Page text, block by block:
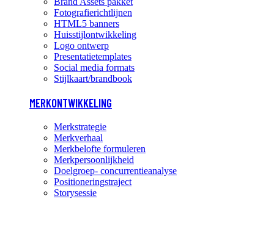
Fotografierichtlijnen
HTML5 banners
Huisstijlontwikkeling
Logo ontwerp
Presentatietemplates
Social media formats
Stijlkaart/brandbook
MERKONTWIKKELING
Merkstrategie
Merkverhaal
Merkbelofte formuleren
Merkpersoonlijkheid
Doelgroep- concurrentieanalyse
Positioneringstraject
Storysessie